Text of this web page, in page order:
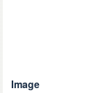
Image